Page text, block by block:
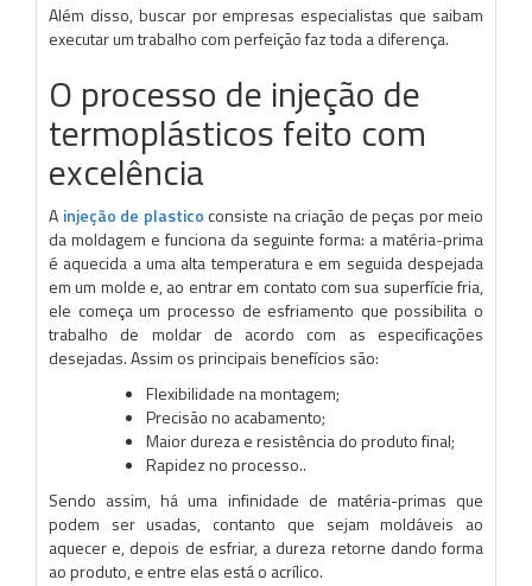
Além disso, buscar por empresas especialistas que saibam
executar um trabalho com perfeição faz toda a diferença.
O processo de injeção de
termoplásticos feito com
excelência
A injeção de plasticoconsiste na criação de peças por meio
da moldagem e funciona da seguinte forma: a matéria-prima
é aquecida a uma alta temperatura e em seguida despejada
em um molde e, ao entrar em contato com sua superfície fria,
ele começa um processo de esfriamento que possibilita o
trabalho de moldar de acordo com as especificações
desejadas. Assim os principais benefícios são:
Flexibilidade na montagem;
Precisão no acabamento;
Maior dureza e resistência do produto final;
Rapidez no processo..
Sendo assim, há uma infinidade de matéria-primas que
podem ser usadas, contanto que sejam moldáveis ao
aquecer e, depois de esfriar, a dureza retorne dando forma
ao produto, e entre elas está o acrílico.